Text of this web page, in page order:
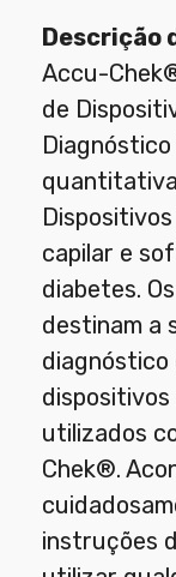
Descrição
Accu-
de
capilar e
diabetes.
destinam a
diagnóstico
dispositivos
utilizados
Chek®.
instruções